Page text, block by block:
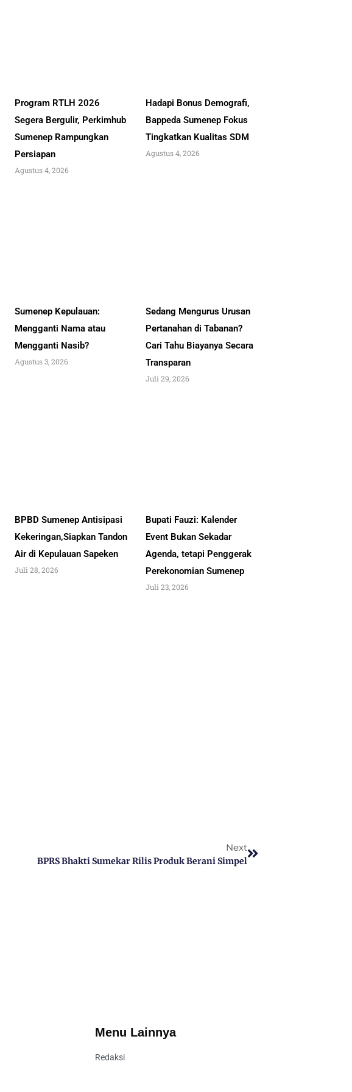
Program RTLH 2026
Segera Bergulir, Perkimhub
Sumenep Rampungkan
Persiapan
Agustus 4, 2026
Hadapi Bonus Demografi,
Bappeda Sumenep Fokus
Tingkatkan Kualitas SDM
Agustus 4, 2026
Sumenep Kepulauan:
Mengganti Nama atau
Mengganti Nasib?
Agustus 3, 2026
Sedang Mengurus Urusan
Pertanahan di Tabanan?
Cari Tahu Biayanya Secara
Transparan
Juli 29, 2026
BPBD Sumenep Antisipasi
Kekeringan,Siapkan Tandon
Air di Kepulauan Sapeken
Juli 28, 2026
Bupati Fauzi: Kalender
Event Bukan Sekadar
Agenda, tetapi Penggerak
Perekonomian Sumenep
Juli 23, 2026
Next
BPRS Bhakti Sumekar Rilis Produk Berani Simpel
Menu Lainnya
Redaksi